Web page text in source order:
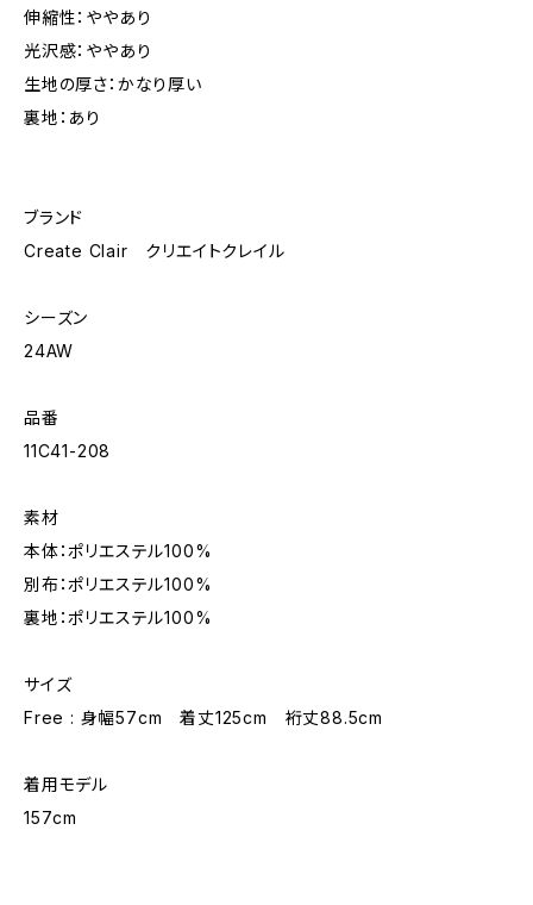
伸縮性：ややあり
光沢感：ややあり
生地の厚さ：かなり厚い
裏地：あり
ブランド
Create Clair クリエイトクレイル
シーズン
24AW
品番
11C41-208
素材
本体：ポリエステル100%
別布：ポリエステル100%
裏地：ポリエステル100%
サイズ
Free : 身幅57cm 着丈125cm 裄丈88.5cm
着用モデル
157cm